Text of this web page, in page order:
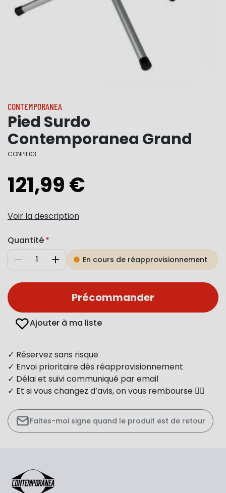
CONTEMPORANEA
Pied Surdo
Contemporanea Grand
CONPIE03
121,99 €
Voir la description
Quantité
Diminuer AugmenterEn cours de réapprovisionnement
Précommander
Ajouter à ma liste
✓ Réservez sans risque
✓ Envoi prioritaire dès réapprovisionnement
✓ Délai et suivi communiqué par email
✓ Et si vous changez d’avis, on vous rembourse 👍🏻
Faites-moi signe quand le produit est de retour